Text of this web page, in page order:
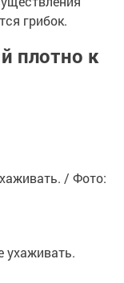
грибок.
плотно к